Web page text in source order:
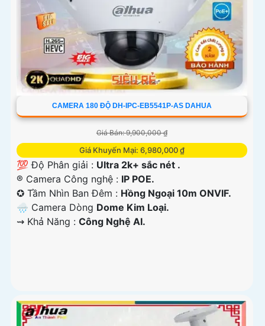
CAMERA 180 ĐỘ DH-IPC-EB5541P-AS DAHUA
Giá Bán: 9,900,000 ₫
Giá Khuyến Mại: 6,980,000 ₫
💯 Độ Phân giải : Ultra 2k+ sắc nét .
®️ Camera Công nghệ : IP POE.
✪ Tầm Nhìn Ban Đêm : Hồng Ngoại 10m ONVIF.
🌧️ Camera Dòng Dome Kim Loại.
️⇝ Khả Năng : Công Nghệ AI.